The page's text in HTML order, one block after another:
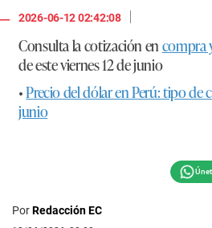
2026-06-12 02:42:08
|
Consulta la cotización encompra
de este viernes 12 de junio
•Precio del dólar en Perú: tipo de
junio
PorRedacción EC